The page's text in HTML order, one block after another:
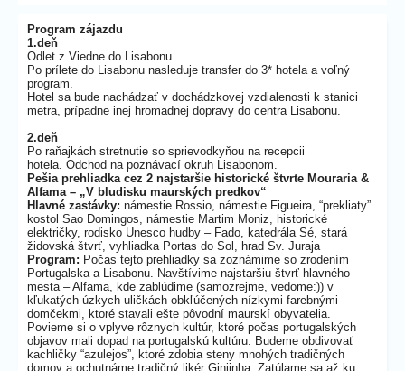
Program zájazdu
1.deň
Odlet z Viedne do Lisabonu.
Po prílete do Lisabonu nasleduje transfer do 3* hotela a voľný
program.
Hotel sa bude nachádzať v dochádzkovej vzdialenosti k stanici
metra, prípadne inej hromadnej dopravy do centra Lisabonu.
2.deň
Po raňajkách stretnutie so sprievodkyňou na recepcii
hotela. Odchod na poznávací okruh Lisabonom.
Pešia prehliadka cez 2 najstaršie historické štvrte Mouraria &
Alfama – „V bludisku maurských predkov“
Hlavné zastávky: námestie Rossio, námestie Figueira, “prekliaty”
kostol Sao Domingos, námestie Martim Moniz, historické
električky, rodisko Unesco hudby – Fado, katedrála Sé, stará
židovská štvrť, vyhliadka Portas do Sol, hrad Sv. Juraja
Program: Počas tejto prehliadky sa zoznámime so zrodením
Portugalska a Lisabonu. Navštívime najstaršiu štvrť hlavného
mesta – Alfama, kde zablúdime (samozrejme, vedome:)) v
kľukatých úzkych uličkách obkľúčených nízkymi farebnými
domčekmi, ktoré stavali ešte pôvodní maurskí obyvatelia.
Povieme si o vplyve rôznych kultúr, ktoré počas portugalských
objavov mali dopad na portugalskú kultúru. Budeme obdivovať
kachličky “azulejos”, ktoré zdobia steny mnohých tradičných
domov a ochutnáme tradičný likér Ginjinha. Zatúlame sa až ku